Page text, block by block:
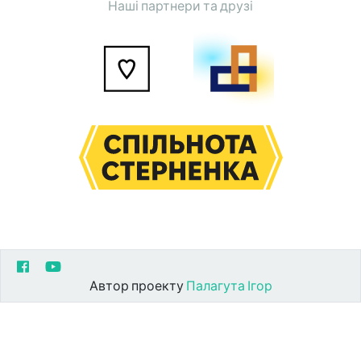
Наші партнери та друзі
Автор проекту Палагута Ігор